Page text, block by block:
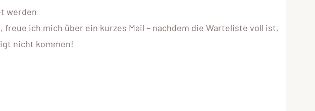
werden
ich mich über ein kurzes Mail – nachdem die Warteliste voll ist,
nicht kommen!